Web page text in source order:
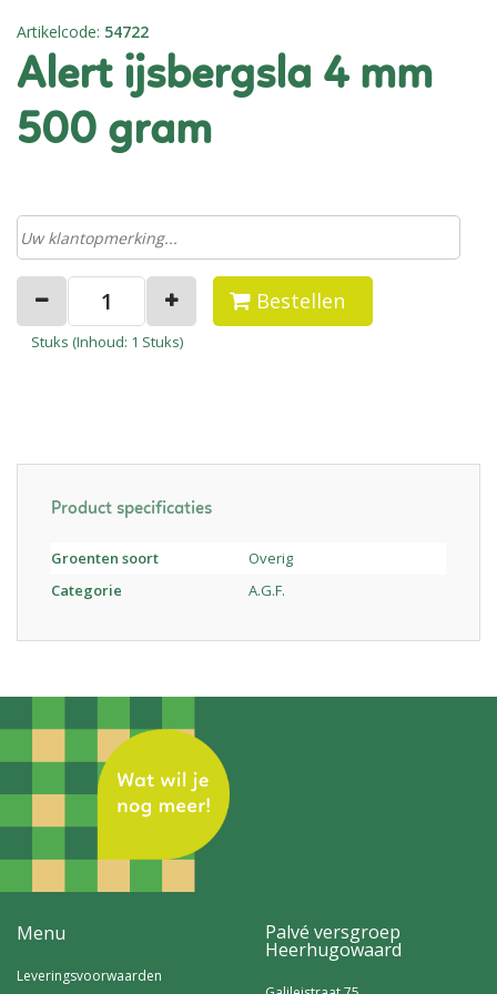
Artikelcode: 54722
alert ijsbergsla 4 mm
500 gram
Bestellen
Stuks (Inhoud: 1 Stuks)
Product specificaties
Groenten soort
Overig
Categorie
A.G.F.
Menu
Leveringsvoorwaarden
Palvé versgroep
Heerhugowaard